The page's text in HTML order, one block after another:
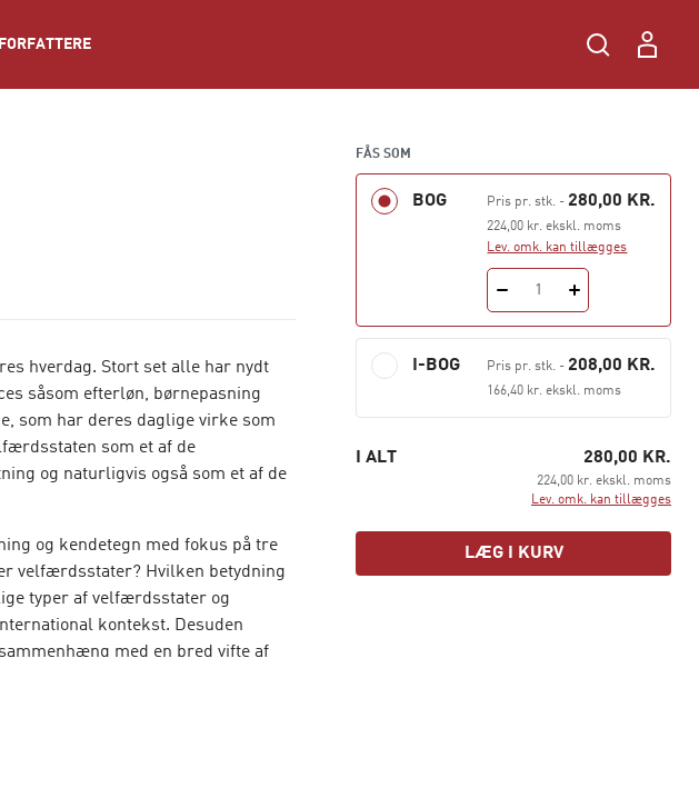
FORFATTERE
hverdag. Stort set alle har nydt
såsom efterløn, børnepasning
som har deres daglige virke som
som et af de
og naturligvis også som et af de
og kendetegn med fokus på tre
velfærdsstater? Hvilken betydning
typer af velfærdsstater og
kontekst. Desuden
med en bred vifte af
FÅS SOM
BOG Pris pr. stk. - 280,00 KR.
224,00 kr. ekskl. moms
Lev. omk. kan tillægges
1
I-BOG Pris pr. stk. - 208,00 KR.
166,40 kr. ekskl. moms
I ALT 280,00 KR.
224,00 kr. ekskl. moms
Lev. omk. kan tillægges
LÆG I KURV